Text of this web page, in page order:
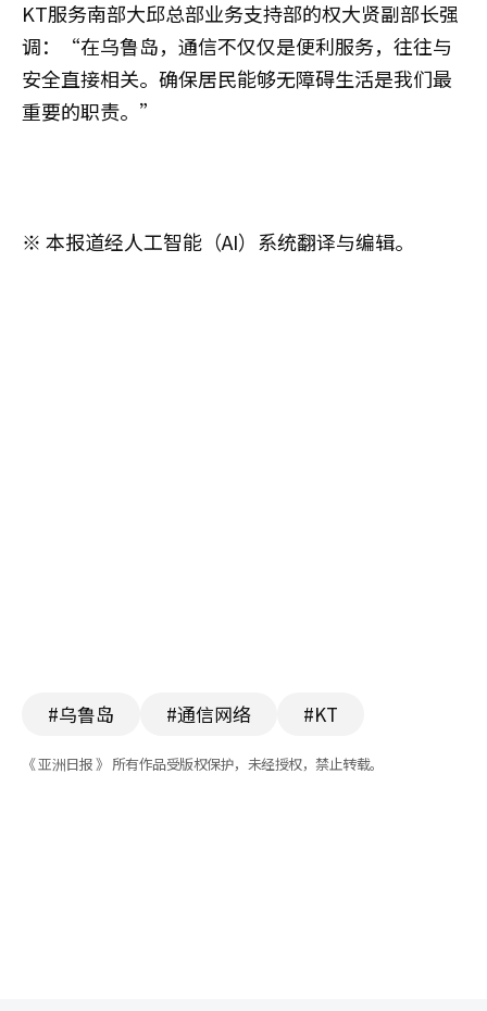
KT服务南部大邱总部业务支持部的权大贤副部长强
调：“在乌鲁岛，通信不仅仅是便利服务，往往与
安全直接相关。确保居民能够无障碍生活是我们最
重要的职责。”
※ 本报道经人工智能（AI）系统翻译与编辑。
#乌鲁岛 #通信网络 #KT
《 亚洲日报 》 所有作品受版权保护，未经授权，禁止转载。